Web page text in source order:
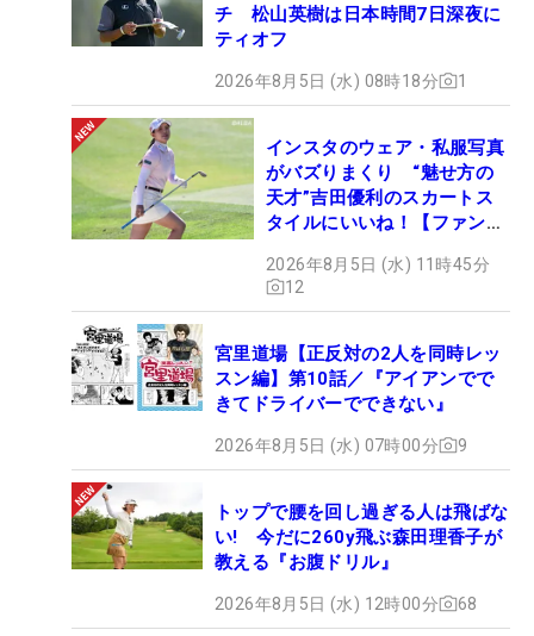
チ 松山英樹は日本時間7日深夜に
ティオフ
2026年8月5日 (水) 08時18分 1
インスタのウェア・私服写真
がバズりまくり “魅せ方の
天才”吉田優利のスカートス
タイルにいいね！【ファンが
2026年8月5日 (水) 11時45分
12
宮里道場【正反対の2人を同時レッ
スン編】第10話／『アイアンでで
きてドライバーでできない』
2026年8月5日 (水) 07時00分 9
トップで腰を回し過ぎる人は飛ばな
い! 今だに260y飛ぶ森田理香子が
教える『お腹ドリル』
2026年8月5日 (水) 12時00分 68